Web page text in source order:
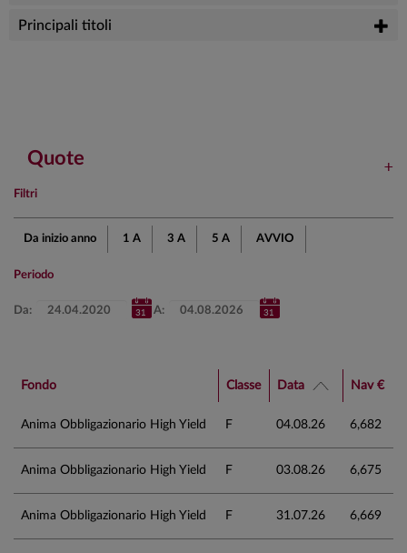
Principali titoli
Quote
Filtri
Da inizio anno 1 A 3 A 5 A AVVIO
Periodo
Da: A:
Fondo Classe Data Nav €
Anima Obbligazionario High Yield F 04.08.26 6,682
Anima Obbligazionario High Yield F 03.08.26 6,675
Anima Obbligazionario High Yield F 31.07.26 6,669